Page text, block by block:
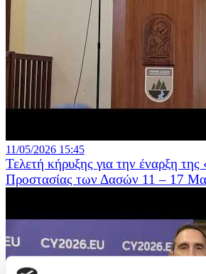
11/05/2026 15:45
Τελετή κήρυξης για την έναρξη
Προστασίας των Δασών 11 – 17